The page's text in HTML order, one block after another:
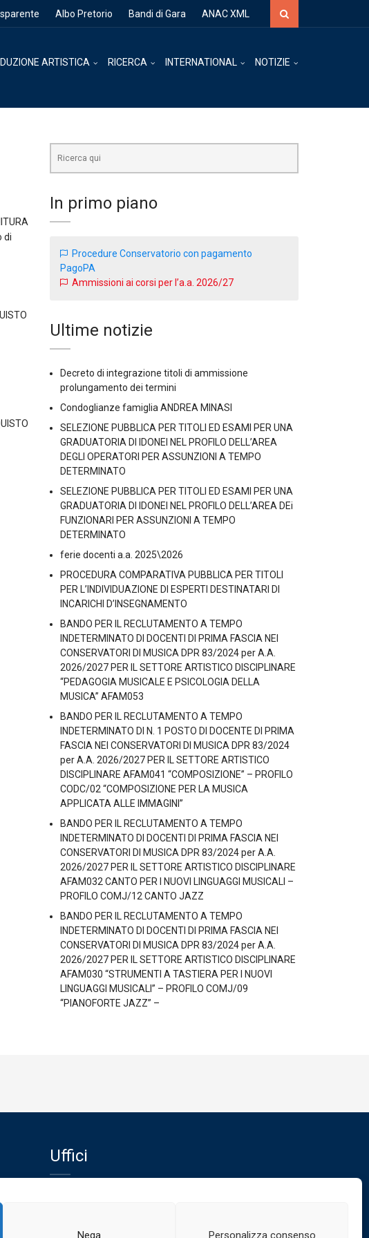
Nega Personalizza consenso
Cerca
Albo Pretorio Bandi di Gara ANAC XML
ARTISTICA RICERCA INTERNATIONAL NOTIZIE
di
In primo piano
Procedure Conservatorio con pagamento
PagoPA
Ammissioni ai corsi per l’a.a. 2026/27
Ultime notizie
Decreto di integrazione titoli di ammissione
prolungamento dei termini
Condoglianze famiglia ANDREA MINASI
SELEZIONE PUBBLICA PER TITOLI ED ESAMI PER UNA
GRADUATORIA DI IDONEI NEL PROFILO DELL’AREA
DEGLI OPERATORI PER ASSUNZIONI A TEMPO
DETERMINATO
SELEZIONE PUBBLICA PER TITOLI ED ESAMI PER UNA
GRADUATORIA DI IDONEI NEL PROFILO DELL’AREA DEi
FUNZIONARI PER ASSUNZIONI A TEMPO
DETERMINATO
ferie docenti a.a. 2025\2026
PROCEDURA COMPARATIVA PUBBLICA PER TITOLI
PER L’INDIVIDUAZIONE DI ESPERTI DESTINATARI DI
INCARICHI D’INSEGNAMENTO
BANDO PER IL RECLUTAMENTO A TEMPO
INDETERMINATO DI DOCENTI DI PRIMA FASCIA NEI
CONSERVATORI DI MUSICA DPR 83/2024 per A.A.
2026/2027 PER IL SETTORE ARTISTICO DISCIPLINARE
“PEDAGOGIA MUSICALE E PSICOLOGIA DELLA
MUSICA” AFAM053
BANDO PER IL RECLUTAMENTO A TEMPO
INDETERMINATO DI N. 1 POSTO DI DOCENTE DI PRIMA
FASCIA NEI CONSERVATORI DI MUSICA DPR 83/2024
per A.A. 2026/2027 PER IL SETTORE ARTISTICO
DISCIPLINARE AFAM041 “COMPOSIZIONE” – PROFILO
CODC/02 “COMPOSIZIONE PER LA MUSICA
APPLICATA ALLE IMMAGINI”
BANDO PER IL RECLUTAMENTO A TEMPO
INDETERMINATO DI DOCENTI DI PRIMA FASCIA NEI
CONSERVATORI DI MUSICA DPR 83/2024 per A.A.
2026/2027 PER IL SETTORE ARTISTICO DISCIPLINARE
AFAM032 CANTO PER I NUOVI LINGUAGGI MUSICALI –
PROFILO COMJ/12 CANTO JAZZ
BANDO PER IL RECLUTAMENTO A TEMPO
INDETERMINATO DI DOCENTI DI PRIMA FASCIA NEI
CONSERVATORI DI MUSICA DPR 83/2024 per A.A.
2026/2027 PER IL SETTORE ARTISTICO DISCIPLINARE
AFAM030 “STRUMENTI A TASTIERA PER I NUOVI
LINGUAGGI MUSICALI” – PROFILO COMJ/09
“PIANOFORTE JAZZ” –
Uffici